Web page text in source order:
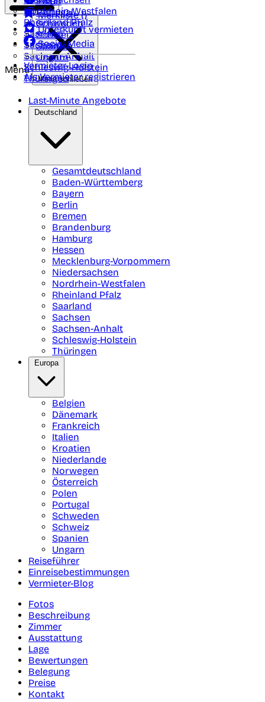
Nordrhein-Westfalen
Rheinland Pfalz
Saarland
Sachsen
Sachsen-Anhalt
Schleswig-Holstein
Thüringen
Portugal
Schweden
Schweiz
Spanien
Ungarn
Merkliste ()
Unterkunft vermieten
Social Media
Vermieter-Login
Als Vermieter registrieren
Menü
Menü schließen
Last-Minute Angebote
Deutschland
Gesamtdeutschland
Baden-Württemberg
Bayern
Berlin
Bremen
Brandenburg
Hamburg
Hessen
Mecklenburg-Vorpommern
Niedersachsen
Nordrhein-Westfalen
Rheinland Pfalz
Saarland
Sachsen
Sachsen-Anhalt
Schleswig-Holstein
Thüringen
Europa
Belgien
Dänemark
Frankreich
Italien
Kroatien
Niederlande
Norwegen
Österreich
Polen
Portugal
Schweden
Schweiz
Spanien
Ungarn
Reiseführer
Einreisebestimmungen
Vermieter-Blog
Fotos
Beschreibung
Zimmer
Ausstattung
Lage
Bewertungen
Belegung
Preise
Kontakt